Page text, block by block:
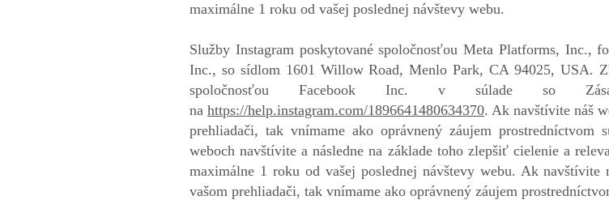
maximálne 1 roku od vašej poslednej návštevy webu.
Služby Instagram poskytované spoločnosťou Meta Platforms, Inc.,
Inc., so sídlom 1601 Willow Road, Menlo Park, CA 94025, USA.
spoločnosťou Facebook Inc. v súlade so
nahttps://help.instagram.com/1896641480634370. Ak navštívite náš
prehliadači, tak vnímame ako oprávnený záujem prostredníctvom
weboch navštívite a následne na základe toho zlepšiť cielenie a
maximálne 1 roku od vašej poslednej návštevy webu. Ak navštívite
vašom prehliadači, tak vnímame ako oprávnený záujem